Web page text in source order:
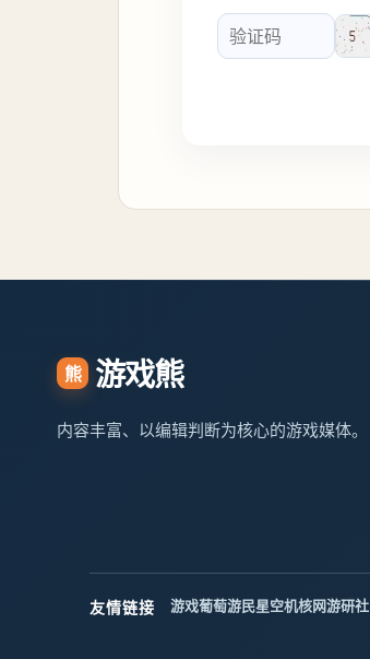
验证码
熊 游戏熊
内容丰富、以编辑判断为核心的游戏媒体。
友情链接 游戏葡萄游民星空机核网游研社